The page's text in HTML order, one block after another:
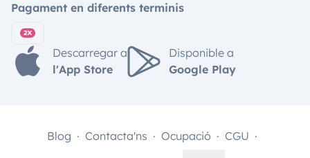
Pagament en diferents terminis
Descarregar a
l'App Store
Disponible a
Google Play
Blog Contacta'ns Ocupació
CGU